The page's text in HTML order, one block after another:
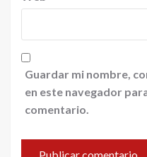
Guardar mi nombre,
en este navegador
comentario.